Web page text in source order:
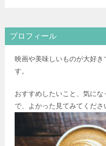
プロフィール
映画や美味しいものが大好
す。
おすすめしたいこと、気に
で、よかった見てみてくださ